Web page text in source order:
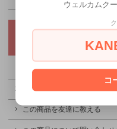
特定商取引法に基づく表記
この商品を友達に教える
ウェルカムク
コ